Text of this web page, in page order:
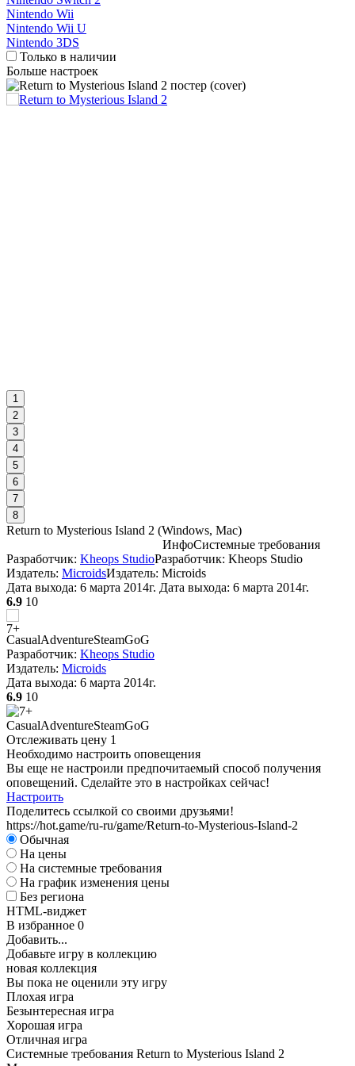
Nintendo Wii
Nintendo Wii U
Nintendo 3DS
Только в наличии
Больше настроек
1
2
3
4
5
6
7
8
Return to Mysterious Island 2 (Windows, Mac)
ИнфоСистемные требования
Разработчик: Kheops StudioРазработчик: Kheops Studio
Издатель: MicroidsИздатель: Microids
Дата выхода: 6 марта 2014г. Дата выхода: 6 марта 2014г.
6.9 10
CasualAdventureSteamGoG
Разработчик: Kheops Studio
Издатель: Microids
Дата выхода: 6 марта 2014г.
6.9 10
CasualAdventureSteamGoG
Отслеживать цену 1
Необходимо настроить оповещения
Вы еще не настроили предпочитаемый способ получения
оповещений. Сделайте это в настройках сейчас!
Настроить
Поделитесь ссылкой со своими друзьями!
https://hot.game/ru-ru/game/Return-to-Mysterious-Island-2
Обычная
На цены
На системные требования
На график изменения цены
Без региона
HTML-виджет
В избранное 0
Добавить...
Добавьте игру в коллекцию
новая коллекция
Вы пока не оценили эту игру
Плохая игра
Безынтересная игра
Хорошая игра
Отличная игра
Системные требования Return to Mysterious Island 2